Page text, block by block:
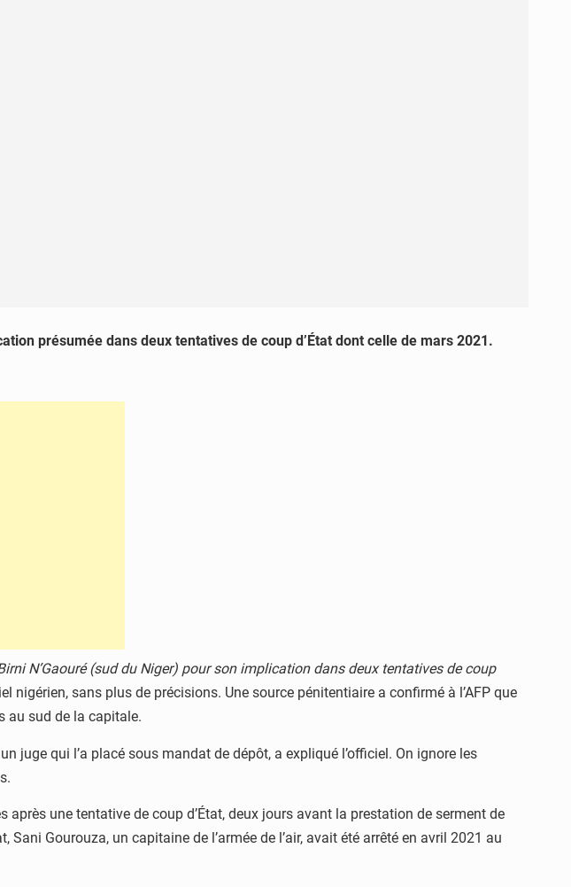
présumée dans deux tentatives de coup d’État dont celle de mars 2021.
N’Gaouré (sud du Niger) pour son implication dans deux tentatives de coup
nigérien, sans plus de précisions. Une source pénitentiaire a confirmé à l’AFP que
au sud de la capitale.
juge qui l’a placé sous mandat de dépôt, a expliqué l’officiel. On ignore les
une tentative de coup d’État, deux jours avant la prestation de serment de
Sani Gourouza, un capitaine de l’armée de l’air, avait été arrêté en avril 2021 au